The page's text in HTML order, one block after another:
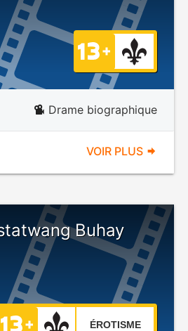
Drame biographique
VOIR PLUS
Buhay
ÉROTISME